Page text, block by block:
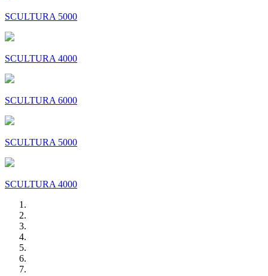
SCULTURA 5000
SCULTURA 4000
SCULTURA 6000
SCULTURA 5000
SCULTURA 4000